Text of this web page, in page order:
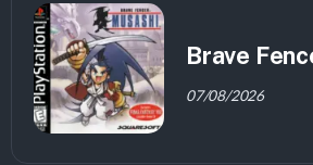
Brave
07/08/2026